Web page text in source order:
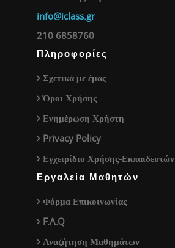
info@iclass.gr
210 6858760
Πληροφορίες
Σχετικά με έμας
Όροι Χρήσης
Ενημέρωση Χρήστη
Privacy Policy
Εγχειρίδιο Χρήσης-Εκπαιδευτών
Εργαλεία Μαθητών
Φόρμα Επικοινωνίας
F.A.Q
Αναζήτηση Μαθημάτων